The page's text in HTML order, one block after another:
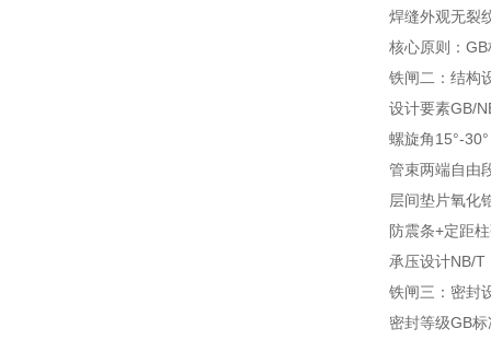
焊缝外观无裂
核心原则：
铁闸二：结构
设计要素GB/
螺旋角15°-
管束两端自由
层间垫片氧化
防震条+定距柱
承压设计NB/T
铁闸三：密
密封等级GB